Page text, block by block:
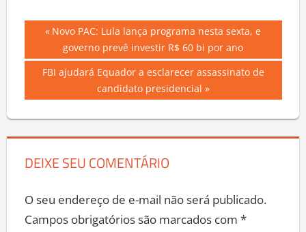
Navegação
de
Previous
Post:
Novo PAC: Lula lança programa nesta sexta, e
governo prevê investir R$ 60 bi por ano
Next
FBI ajudará Equador a esclarecer assassinato de
candidato presidencial
DEIXE SEU COMENTÁRIO
O seu endereço de e-mail não será publicado.
Campos obrigatórios são marcados com *